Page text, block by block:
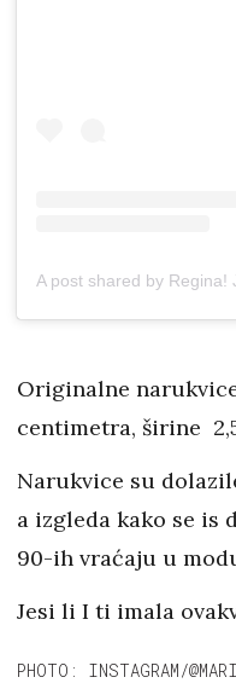
Originalne
centimetra, širine
Narukvice su
a izgleda kako se is
90-ih vraćaju u
Jesi li I ti imala
PHOTO: INSTAGRAM/